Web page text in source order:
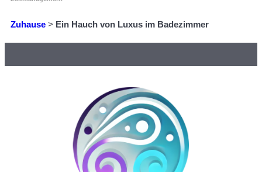
Zuhause > Ein Hauch von Luxus im Badezimmer